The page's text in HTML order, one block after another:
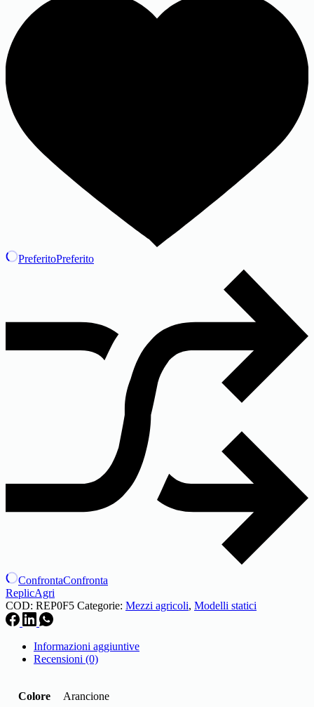
PreferitoPreferito
ConfrontaConfronta
ReplicAgri
COD: REP0F5 Categorie: Mezzi agricoli, Modelli statici
Informazioni aggiuntive
Recensioni (0)
Colore Arancione